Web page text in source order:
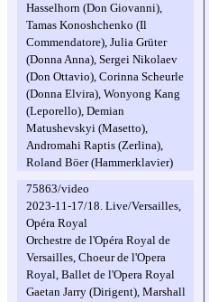
Hasselhorn (Don Giovanni),
Tamas Konoshchenko (Il
Commendatore), Julia Grüter
(Donna Anna), Sergei Nikolaev
(Don Ottavio), Corinna Scheurle
(Donna Elvira), Wonyong Kang
(Leporello), Demian
Matushevskyi (Masetto),
Andromahi Raptis (Zerlina),
Roland Böer (Hammerklavier)
75863/video
2023-11-17/18. Live/Versailles,
Opéra Royal
Orchestre de l'Opéra Royal de
Versailles, Choeur de l'Opera
Royal, Ballet de l'Opera Royal
Gaetan Jarry (Dirigent), Marshall